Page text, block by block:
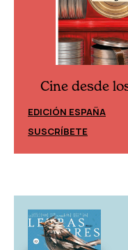
Cine desde
EDICIÓN ESPAÑA
SUSCRÍBETE